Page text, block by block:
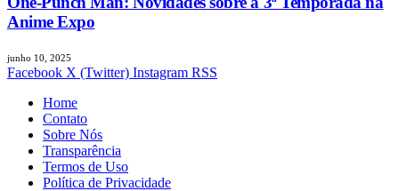
Anime Expo
junho 10, 2025
Facebook X (Twitter) Instagram RSS
Home
Contato
Sobre Nós
Transparência
Termos de Uso
Política de Privacidade